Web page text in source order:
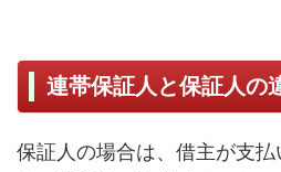
連帯保証人と保証人の
保証人の場合は、借主が支